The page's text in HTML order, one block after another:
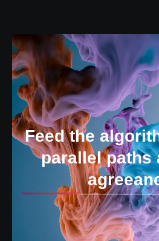
Feed the
parallel paths